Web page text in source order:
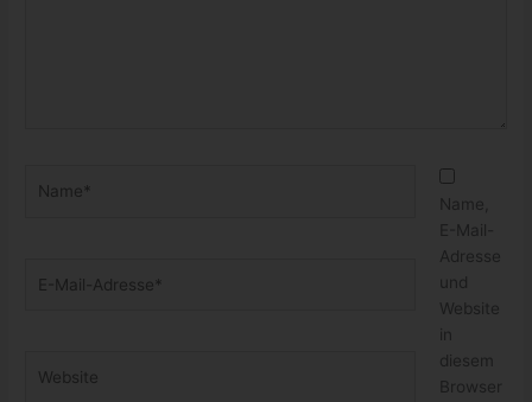
Mail-
Name,
E-Mail-
Adresse
und
Website
in
diesem
Browser